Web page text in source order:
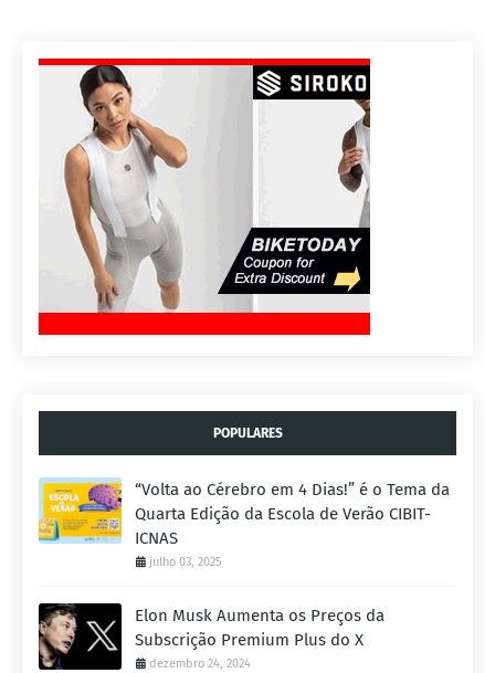
POPULARES
“Volta ao Cérebro em 4 Dias!” é o Tema da
Quarta Edição da Escola de Verão CIBIT-
ICNAS
julho 03, 2025
Elon Musk Aumenta os Preços da
Subscrição Premium Plus do X
dezembro 24, 2024